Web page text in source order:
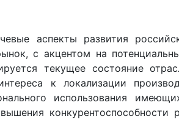
аспекты развития
с акцентом на
текущее состояние
к локализации
использования
конкурентоспособности